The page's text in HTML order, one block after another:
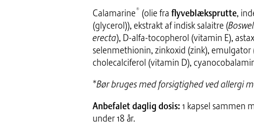
Calamarine® (olie fra flyveblæksprutte,
(glycerol)), ekstrakt af indisk salaitre (
erecta), D-alfa-tocopherol (vitamin E),
selenmethionin, zinkoxid (zink), emulgator
cholecalciferol (vitamin D),
*Bør bruges med forsigtighed ved allergi
Anbefalet daglig dosis: 1 kapsel sammen
under 18 år.